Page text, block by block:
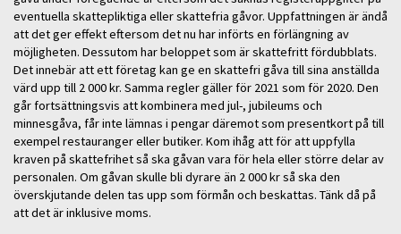
eventuella skattepliktiga eller skattefria gåvor. Uppfattningen är ändå
att det ger effekt eftersom det nu har införts en förlängning av
möjligheten. Dessutom har beloppet som är skattefritt fördubblats.
Det innebär att ett företag kan ge en skattefri gåva till sina anställda
värd upp till 2 000 kr. Samma regler gäller för 2021 som för 2020. Den
går fortsättningsvis att kombinera med jul-, jubileums och
minnesgåva, får inte lämnas i pengar däremot som presentkort på till
exempel restauranger eller butiker. Kom ihåg att för att uppfylla
kraven på skattefrihet så ska gåvan vara för hela eller större delar av
personalen. Om gåvan skulle bli dyrare än 2 000 kr så ska den
överskjutande delen tas upp som förmån och beskattas. Tänk då på
att det är inklusive moms.